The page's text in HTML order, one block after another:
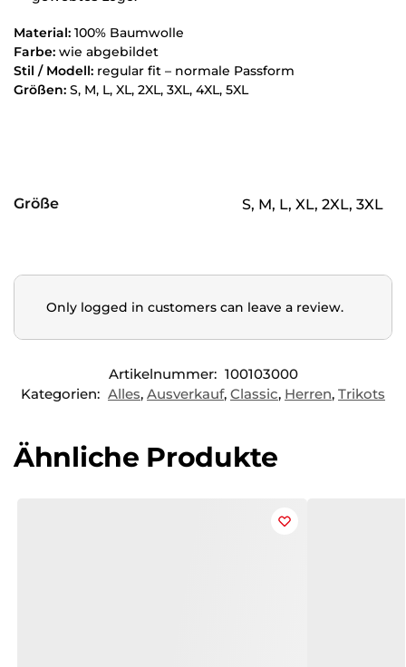
Material: 100% Baumwolle
Farbe: wie abgebildet
Stil / Modell: regular fit – normale Passform
Größen: S, M, L, XL, 2XL, 3XL, 4XL, 5XL
Größe S, M, L, XL, 2XL, 3XL
Only logged in customers can leave a review.
Artikelnummer: 100103000
Kategorien: Alles, Ausverkauf, Classic, Herren, Trikots
Ähnliche Produkte